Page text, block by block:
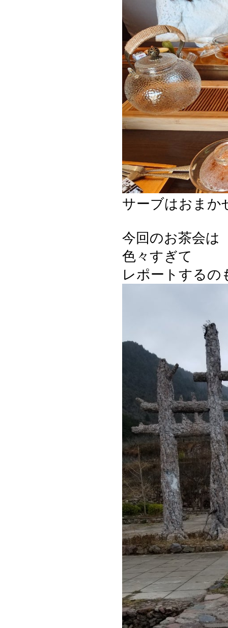
サーブはおまか
今回のお茶会は
色々すぎて
レポートするの